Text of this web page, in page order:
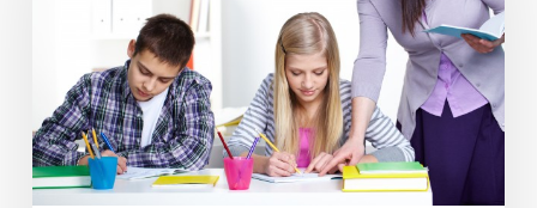
Guru
Indonesia
Berprestasi